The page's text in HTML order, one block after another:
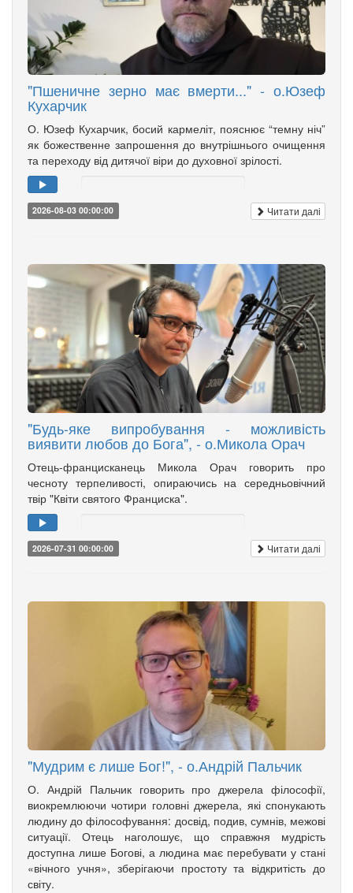
"Пшеничне зерно має вмерти..." - о.Юзеф
Кухарчик
О. Юзеф Кухарчик, босий кармеліт, пояснює “темну ніч”
як божественне запрошення до внутрішнього очищення
та переходу від дитячої віри до духовної зрілості.
2026-08-03 00:00:00 Читати далі
"Будь-яке випробування - можливість
виявити любов до Бога", - о.Микола Орач
Отець-францисканець Микола Орач говорить про
чесноту терпеливості, опираючись на середньовічний
твір "Квіти святого Франциска".
2026-07-31 00:00:00 Читати далі
"Мудрим є лише Бог!", - о.Андрій Пальчик
О. Андрій Пальчик говорить про джерела філософії,
виокремлюючи чотири головні джерела, які спонукають
людину до філософування: досвід, подив, сумнів, межові
ситуації. Отець наголошує, що справжня мудрість
доступна лише Богові, а людина має перебувати у стані
«вічного учня», зберігаючи простоту та відкритість до
світу.